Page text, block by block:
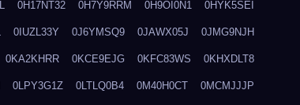
0H17NT32 0H7Y9RRM 0H9OI0N1 0HYK5SEI
0IUZL33Y 0J6YMSQ9 0JAWX05J 0JMG9NJH
0KA2KHRR 0KCE9EJG 0KFC83WS 0KHXDLT8
0LPY3G1Z 0LTLQ0B4 0M40H0CT 0MCMJJJP